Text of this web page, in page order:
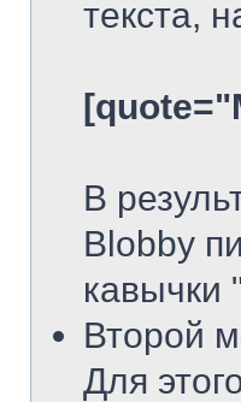
текста,
В
Blobby
кавычки
Второй
Для